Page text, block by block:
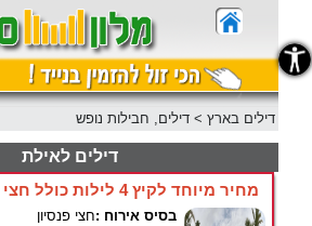
דילים בארץ > דילים, חבילות נופש
דילים לאילת
מחיר מיוחד לקיץ 4 לילות כולל חצי פנסיון
בסיס אירוח :חצי פנסיון
נגישות